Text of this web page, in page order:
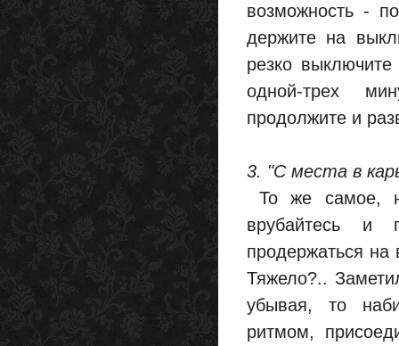
возможность -
держите на
резко
одной-трех
продолжите и
3. "С места в
То же самое,
врубайтесь и
продержаться
Тяжело?..
убывая, то
ритмом,